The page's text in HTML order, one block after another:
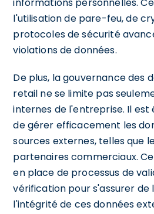
l'utilisation de pare-feu, de
protocoles de sécurité
violations de données.
De plus, la gouvernance des
retail ne se limite pas
internes de l'entreprise. Il
de gérer efficacement les
sources externes, telles que
partenaires commerciaux.
en place de processus de
vérification pour s'assurer de
l'intégrité de ces données